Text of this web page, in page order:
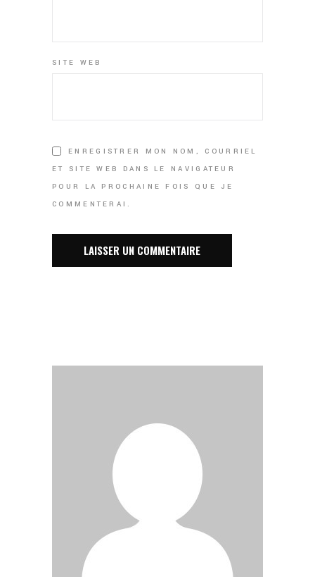
SITE WEB
ENREGISTRER MON NOM, COURRIEL
ET SITE WEB DANS LE NAVIGATEUR
POUR LA PROCHAINE FOIS QUE JE
COMMENTERAI.